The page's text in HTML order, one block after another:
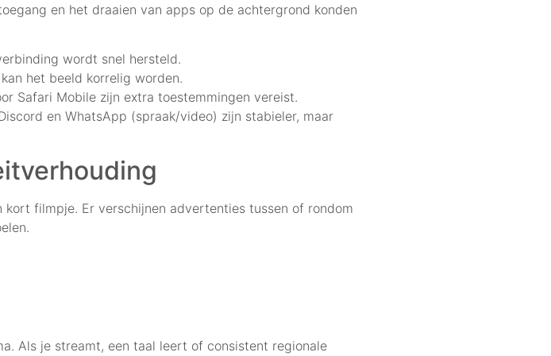
en het draaien van apps op de achtergrond konden
wordt snel hersteld.
het beeld korrelig worden.
Safari Mobile zijn extra toestemmingen vereist.
en WhatsApp (spraak/video) zijn stabieler, maar
filmpje. Er verschijnen advertenties tussen of rondom
Als je streamt, een taal leert of consistent regionale